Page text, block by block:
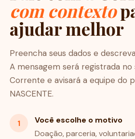
com contexto
ajudar melhor
Preencha seus dados e
A mensagem será registrada no
Corrente e avisará a equipe do
NASCENTE.
1
Você escolhe o motivo
Doação, parceria,